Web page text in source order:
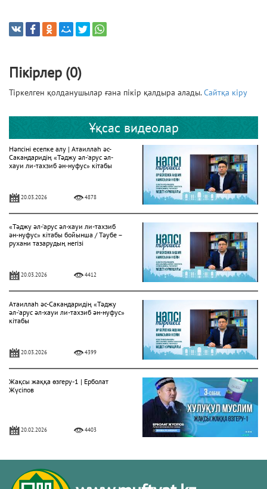
Пікірлер (0)
Тіркелген қолданушылар ғана пікір қалдыра алады.Сайтқа кіру
Ұқсас видеолар
Нәпсіні есепке алу | Атаиллаһ әс-
Сакандаридің «Тәджу әл-‘арус әл-
хауи ли-тахзиб ән-нуфус» кітабы
20.03.2026 4878
«Тәджу әл-‘арус әл-хауи ли-тахзиб
ән-нуфус» кітабы бойынша / Тәубе –
рухани тазарудың негізі
20.03.2026 4412
Атаиллаһ әс-Сакандаридің «Тәджу
әл-‘арус әл-хауи ли-тахзиб ән-нуфус»
кітабы
20.03.2026 4399
Жақсы жаққа өзгеру-1 | Ерболат
Жүсіпов
20.02.2026 4403
Жүрек сырлары 2-дәріс. Тәубе
тақырыбы. Әр-рисала әл-Қушайрия
кітабы негізінде